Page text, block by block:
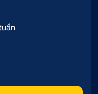
pháp nâng cấp và
diện
được tư vấn và đặt